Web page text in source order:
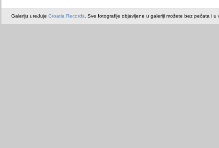
Galeriju uređuje Croatia Records . Sve fotografije objavljene u galeriji možete bez pečata i